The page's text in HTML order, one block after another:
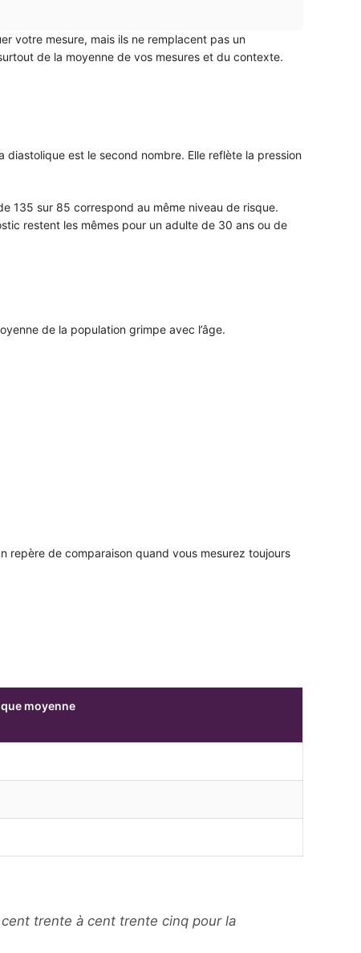
votre mesure, mais ils ne remplacent pas un
de la moyenne de vos mesures et du contexte.
est le second nombre. Elle reflète la pression
135 sur 85 correspond au même niveau de risque.
restent les mêmes pour un adulte de 30 ans ou de
de la population grimpe avec l’âge.
repère de comparaison quand vous mesurez toujours
moyenne
trente à cent trente cinq pour la